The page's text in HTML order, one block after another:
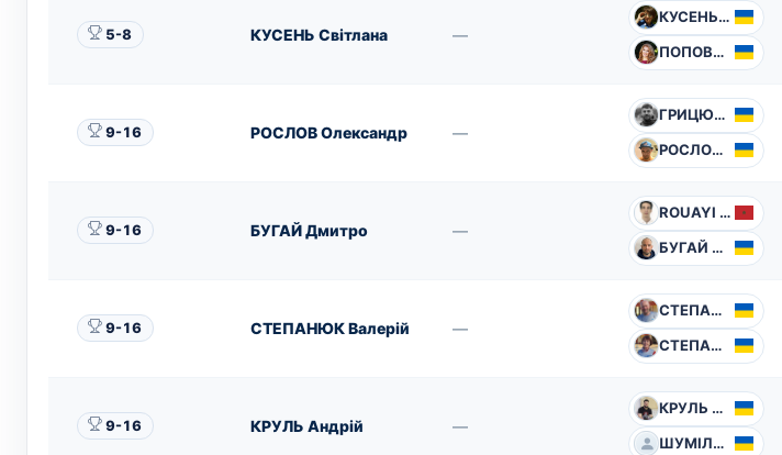
5-8 КУСЕНЬ Світлана —
КУСЕНЬ Світлана
ПОПОВИЧ Наталія
9-16 РОСЛОВ Олександр —
ГРИЦЮК Тарас
РОСЛОВ Олександр
9-16 БУГАЙ Дмитро —
ROUAYI Morad
БУГАЙ Дмитро
9-16 СТЕПАНЮК Валерій —
СТЕПАНЮК Валерій
СТЕПАНЮК Галина
9-16 КРУЛЬ Андрій —
КРУЛЬ Андрій
ШУМІЛЕНКО Віталій